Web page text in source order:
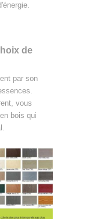
de
par son
vous
bois qui